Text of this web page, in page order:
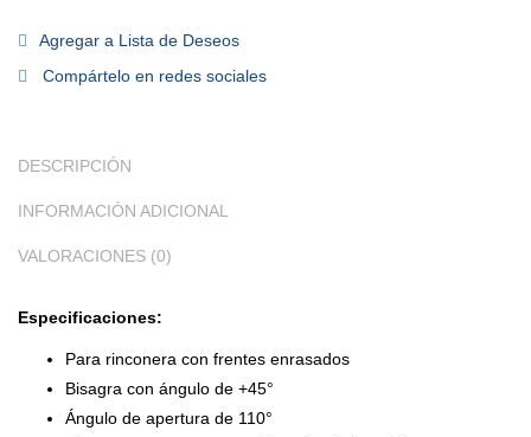
Agregar a Lista de Deseos
Compártelo en redes sociales
DESCRIPCIÓN
INFORMACIÓN ADICIONAL
VALORACIONES (0)
Especificaciones:
Para rinconera con frentes enrasados
Bisagra con ángulo de +45°
Ángulo de apertura de 110°